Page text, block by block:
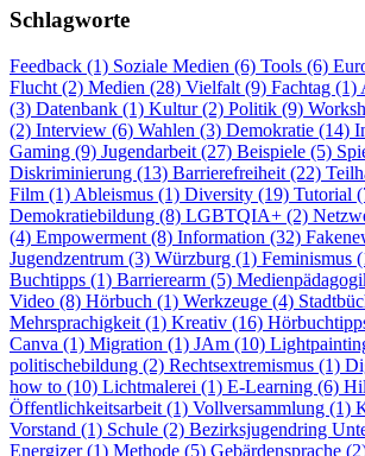
Schlagworte
Feedback (1) Soziale Medien (6) Tools (6)
Flucht (2) Medien (28) Vielfalt (9) Fachtag (1)
(3) Datenbank (1) Kultur (2) Politik (9)
(2) Interview (6) Wahlen (3) Demokratie (14)
Gaming (9) Jugendarbeit (27) Beispiele (5)
Diskriminierung (13) Barrierefreiheit (22)
Film (1) Ableismus (1) Diversity (19) Tutorial
Demokratiebildung (8) LGBTQIA+ (2)
(4) Empowerment (8) Information (32)
Jugendzentrum (3) Würzburg (1) Feminismus
Buchtipps (1) Barrierearm (5)
Video (8) Hörbuch (1) Werkzeuge (4)
Mehrsprachigkeit (1) Kreativ (16)
Canva (1) Migration (1) JAm (10)
politischebildung (2) Rechtsextremismus (1)
how to (10) Lichtmalerei (1) E-Learning (6)
Öffentlichkeitsarbeit (1) Vollversammlung (1)
Vorstand (1) Schule (2) Bezirksjugendring
Energizer (1) Methode (5) Gebärdensprache